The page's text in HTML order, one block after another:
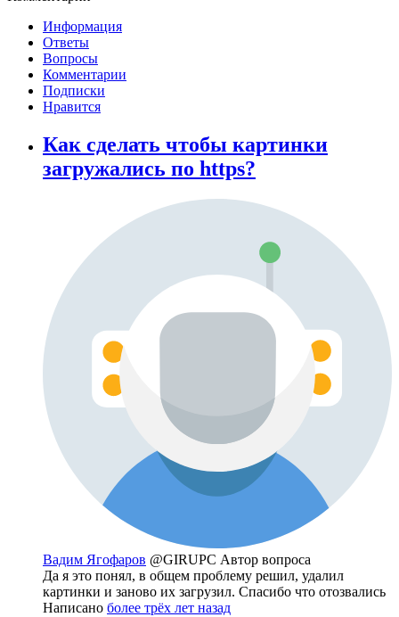
Информация
Ответы
Вопросы
Комментарии
Подписки
Нравится
Как сделать чтобы картинки
загружались по https?
Вадим Ягофаров @GIRUPC Автор вопроса
Да я это понял, в общем проблему решил, удалил
картинки и заново их загрузил. Спасибо что отозвались
Написано более трёх лет назад